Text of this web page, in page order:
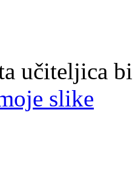
učiteljica
slike